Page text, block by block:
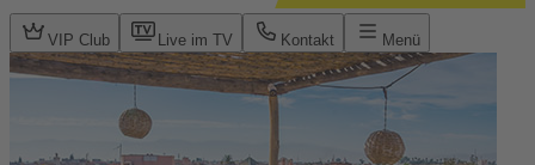
VIP Club Live im TV Kontakt Menü